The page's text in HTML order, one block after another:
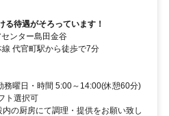
待遇がそろっています！
ンター島田金谷
代官町駅から徒歩で7分
務曜日・時間 5:00～14:00(休憩60分)
ト選択可
の厨房にて調理・提供をお願い致し